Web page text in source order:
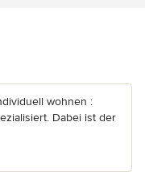
Sternen
wohnen :
Dabei ist der